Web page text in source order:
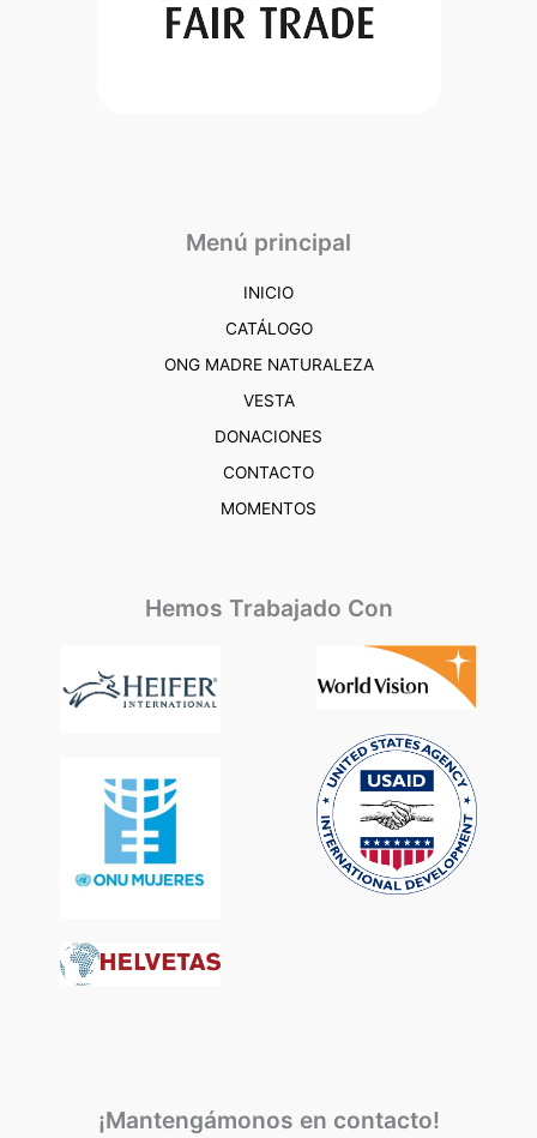
Menú principal
INICIO
CATÁLOGO
ONG MADRE NATURALEZA
VESTA
DONACIONES
CONTACTO
MOMENTOS
Hemos Trabajado Con
¡Mantengámonos en contacto!